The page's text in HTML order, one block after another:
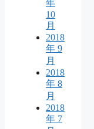
年
10
月
2018
年 9
月
2018
年 8
月
2018
年 7